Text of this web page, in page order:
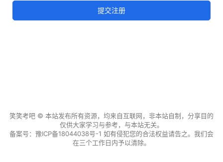
提交注册
笑笑考吧 © 本站发布所有资源，均来自互联网，非本站自制，分享目的
仅供大家学习与参考，与本站无关。
备案号： 豫ICP备18044038号-1 如有侵犯您的合法权益请告之。我们会
在三个工作日内予以清除。